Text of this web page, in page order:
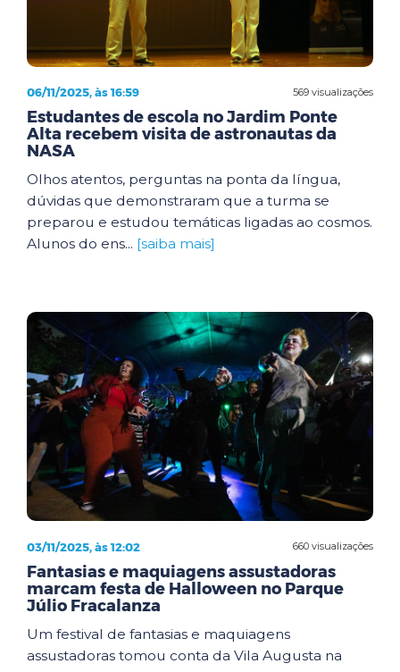
569 visualizações
06/11/2025, às 16:59
Estudantes de escola no Jardim Ponte
Alta recebem visita de astronautas da
NASA
Olhos atentos, perguntas na ponta da língua,
dúvidas que demonstraram que a turma se
preparou e estudou temáticas ligadas ao cosmos.
Alunos do ens... [saiba mais]
660 visualizações
03/11/2025, às 12:02
Fantasias e maquiagens assustadoras
marcam festa de Halloween no Parque
Júlio Fracalanza
Um festival de fantasias e maquiagens
assustadoras tomou conta da Vila Augusta na